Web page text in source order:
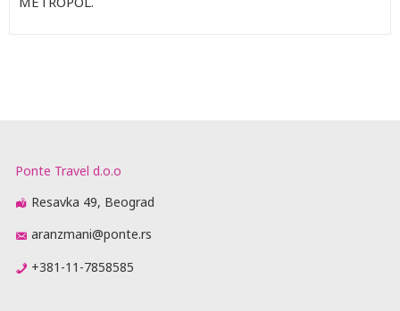
Ponte Travel d.o.o
Resavka 49, Beograd
aranzmani@ponte.rs
+381-11-7858585